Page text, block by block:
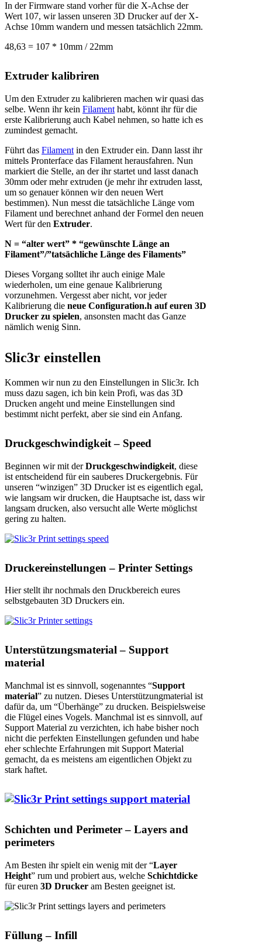
In der Firmware stand vorher für die X-Achse der
Wert 107, wir lassen unseren 3D Drucker auf der X-
Achse 10mm wandern und messen tatsächlich 22mm.
48,63 = 107 * 10mm / 22mm
Extruder kalibriren
Um den Extruder zu kalibrieren machen wir quasi das
selbe. Wenn ihr kein Filament habt, könnt ihr für die
erste Kalibrierung auch Kabel nehmen, so hatte ich es
zumindest gemacht.
Führt das Filament in den Extruder ein. Dann lasst ihr
mittels Pronterface das Filament herausfahren. Nun
markiert die Stelle, an der ihr startet und lasst danach
30mm oder mehr extruden (je mehr ihr extruden lasst,
um so genauer können wir den neuen Wert
bestimmen). Nun messt die tatsächliche Länge vom
Filament und berechnet anhand der Formel den neuen
Wert für den Extruder.
N = “alter wert” * “gewünschte Länge an
Filament”/”tatsächliche Länge des Filaments”
Dieses Vorgang solltet ihr auch einige Male
wiederholen, um eine genaue Kalibrierung
vorzunehmen. Vergesst aber nicht, vor jeder
Kalibrierung die neue Configuration.h auf euren 3D
Drucker zu spielen, ansonsten macht das Ganze
nämlich wenig Sinn.
Slic3r einstellen
Kommen wir nun zu den Einstellungen in Slic3r. Ich
muss dazu sagen, ich bin kein Profi, was das 3D
Drucken angeht und meine Einstellungen sind
bestimmt nicht perfekt, aber sie sind ein Anfang.
Druckgeschwindigkeit – Speed
Beginnen wir mit derDruckgeschwindigkeit, diese
ist entscheidend für ein sauberes Druckergebnis. Für
unseren “winzigen” 3D Drucker ist es eigentlich egal,
wie langsam wir drucken, die Hauptsache ist, dass wir
langsam drucken, also versucht alle Werte möglichst
gering zu halten.
Druckereinstellungen – Printer Settings
Hier stellt ihr nochmals den Druckbereich eures
selbstgebauten 3D Druckers ein.
Unterstützungsmaterial – Support
material
Manchmal ist es sinnvoll, sogenanntes “Support
material” zu nutzen. Dieses Unterstützungmaterial ist
dafür da, um “Überhänge” zu drucken. Beispielsweise
die Flügel eines Vogels. Manchmal ist es sinnvoll, auf
Support Material zu verzichten, ich habe bisher noch
nicht die perfekten Einstellungen gefunden und habe
eher schlechte Erfahrungen mit Support Material
gemacht, da es meistens am eigentlichen Objekt zu
stark haftet.
Schichten und Perimeter – Layers and
perimeters
Am Besten ihr spielt ein wenig mit der “Layer
Height” rum und probiert aus, welche Schichtdicke
für euren 3D Drucker am Besten geeignet ist.
Füllung – Infill